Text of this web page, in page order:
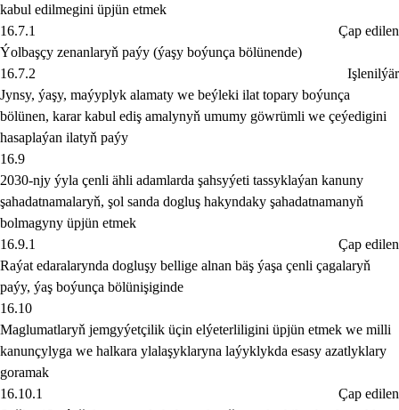
kabul edilmegini üpjün etmek
16.7.1
Çap edilen
Ýolbaşçy zenanlaryň paýy (ýaşy boýunça bölünende)
16.7.2
Işlenilýär
Jynsy, ýaşy, maýyplyk alamaty we beýleki ilat topary boýunça
bölünen, karar kabul ediş amalynyň umumy göwrümli we çeýedigini
hasaplaýan ilatyň paýy
16.9
2030-njy ýyla çenli ähli adamlarda şahsyýeti tassyklaýan kanuny
şahadatnamalaryň, şol sanda dogluş hakyndaky şahadatnamanyň
bolmagyny üpjün etmek
16.9.1
Çap edilen
Raýat edaralarynda dogluşy bellige alnan bäş ýaşa çenli çagalaryň
paýy, ýaş boýunça bölünişiginde
16.10
Maglumatlaryň jemgyýetçilik üçin elýeterliligini üpjün etmek we milli
kanunçylyga we halkara ylalaşyklaryna laýyklykda esasy azatlyklary
goramak
16.10.1
Çap edilen